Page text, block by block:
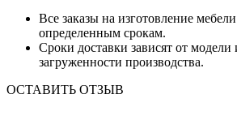
Все заказы на изготовление
определенным срокам.
Сроки доставки зависят от модели
загруженности производства.
ОСТАВИТЬ ОТЗЫВ